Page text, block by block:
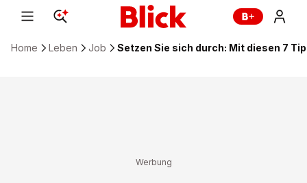
Home Leben Job Setzen Sie sich durch: Mit diesen 7